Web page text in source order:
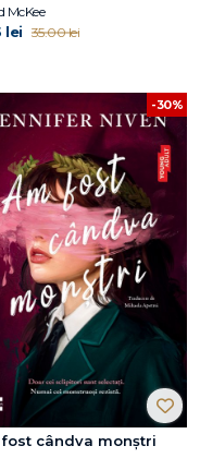
McKee
lei 35.00 lei
-30%
cândva monștri